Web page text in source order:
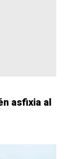
asfixia al